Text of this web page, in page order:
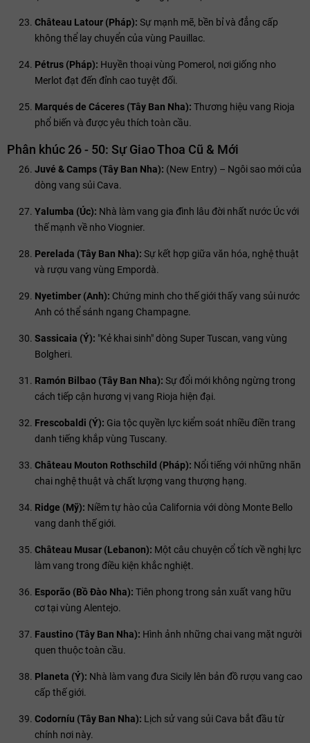
Château Latour (Pháp): Sự mạnh mẽ, bền bỉ và đẳng cấp
không thể lay chuyển của vùng Pauillac.
Pétrus (Pháp): Huyền thoại vùng Pomerol, nơi giống nho
Merlot đạt đến đỉnh cao tuyệt đối.
Marqués de Cáceres (Tây Ban Nha): Thương hiệu vang Rioja
phổ biến và được yêu thích toàn cầu.
Phân khúc 26 - 50: Sự Giao Thoa Cũ & Mới
Juvé & Camps (Tây Ban Nha): (New Entry) – Ngôi sao mới của
dòng vang sủi Cava.
Yalumba (Úc): Nhà làm vang gia đình lâu đời nhất nước Úc với
thế mạnh về nho Viognier.
Perelada (Tây Ban Nha): Sự kết hợp giữa văn hóa, nghệ thuật
và rượu vang vùng Empordà.
Nyetimber (Anh): Chứng minh cho thế giới thấy vang sủi nước
Anh có thể sánh ngang Champagne.
Sassicaia (Ý): "Kẻ khai sinh" dòng Super Tuscan, vang vùng
Bolgheri.
Ramón Bilbao (Tây Ban Nha): Sự đổi mới không ngừng trong
cách tiếp cận hương vị vang Rioja hiện đại.
Frescobaldi (Ý): Gia tộc quyền lực kiểm soát nhiều điền trang
danh tiếng khắp vùng Tuscany.
Château Mouton Rothschild (Pháp): Nổi tiếng với những nhãn
chai nghệ thuật và chất lượng vang thượng hạng.
Ridge (Mỹ): Niềm tự hào của California với dòng Monte Bello
vang danh thế giới.
Château Musar (Lebanon): Một câu chuyện cổ tích về nghị lực
làm vang trong điều kiện khắc nghiệt.
Esporão (Bồ Đào Nha): Tiên phong trong sản xuất vang hữu
cơ tại vùng Alentejo.
Faustino (Tây Ban Nha): Hình ảnh những chai vang mặt người
quen thuộc toàn cầu.
Planeta (Ý): Nhà làm vang đưa Sicily lên bản đồ rượu vang cao
cấp thế giới.
Codorníu (Tây Ban Nha): Lịch sử vang sủi Cava bắt đầu từ
chính nơi này.